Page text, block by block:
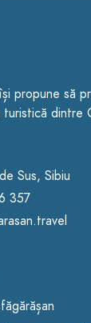
propune să
dintre
Sus, Sibiu
357